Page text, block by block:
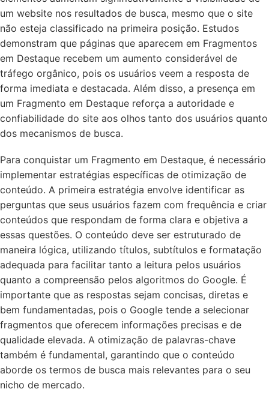
um website nos resultados de busca, mesmo que o site
não esteja classificado na primeira posição. Estudos
demonstram que páginas que aparecem em Fragmentos
em Destaque recebem um aumento considerável de
tráfego orgânico, pois os usuários veem a resposta de
forma imediata e destacada. Além disso, a presença em
um Fragmento em Destaque reforça a autoridade e
confiabilidade do site aos olhos tanto dos usuários quanto
dos mecanismos de busca.
Para conquistar um Fragmento em Destaque, é necessário
implementar estratégias específicas de otimização de
conteúdo. A primeira estratégia envolve identificar as
perguntas que seus usuários fazem com frequência e criar
conteúdos que respondam de forma clara e objetiva a
essas questões. O conteúdo deve ser estruturado de
maneira lógica, utilizando títulos, subtítulos e formatação
adequada para facilitar tanto a leitura pelos usuários
quanto a compreensão pelos algoritmos do Google. É
importante que as respostas sejam concisas, diretas e
bem fundamentadas, pois o Google tende a selecionar
fragmentos que oferecem informações precisas e de
qualidade elevada. A otimização de palavras-chave
também é fundamental, garantindo que o conteúdo
aborde os termos de busca mais relevantes para o seu
nicho de mercado.